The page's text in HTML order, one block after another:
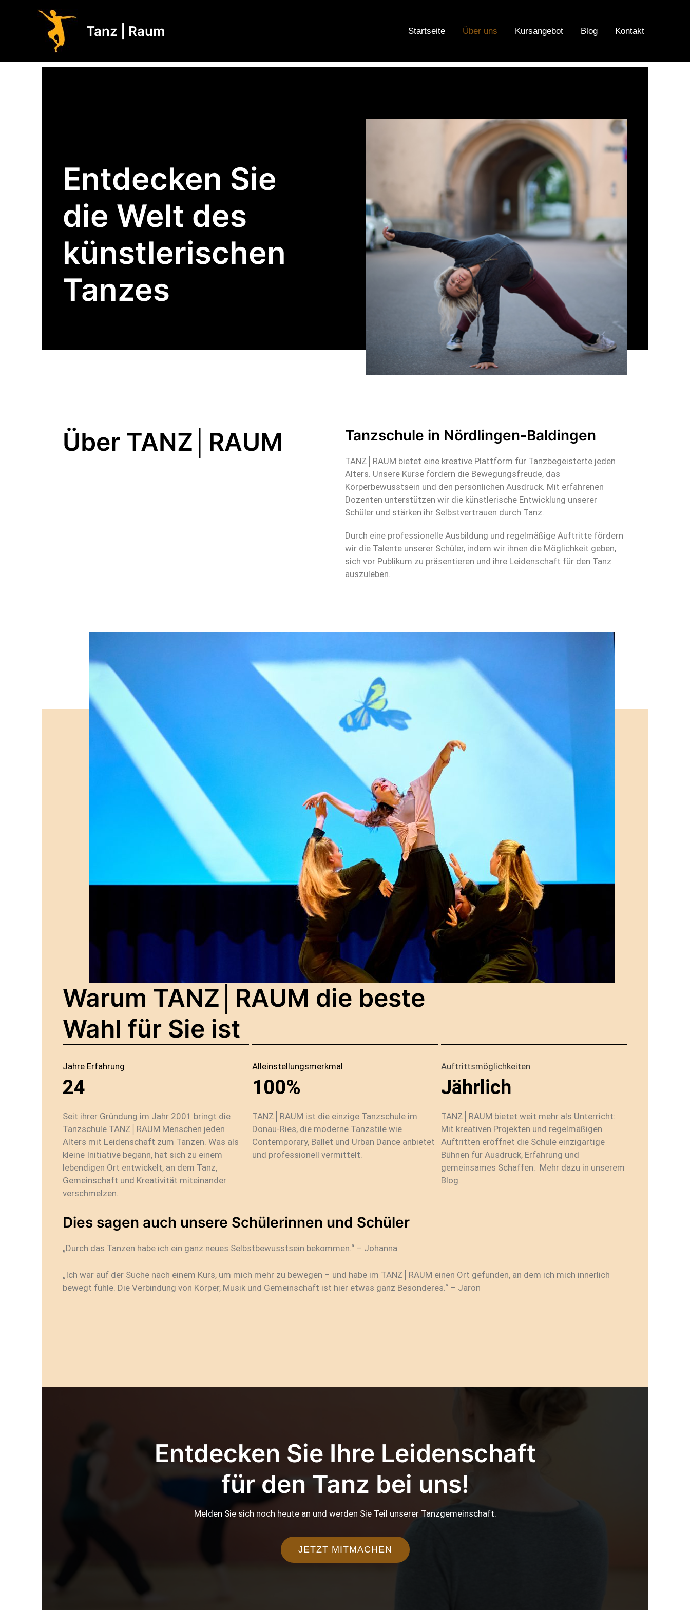
Tanz | Raum Startseite Über uns Kursangebot Blog Kontakt
Entdecken Sie
die Welt des
künstlerischen
Tanzes
Über TANZ│RAUM Tanzschule in Nördlingen-Baldingen
TANZ│RAUM bietet eine kreative Plattform für Tanzbegeisterte jeden
Alters. Unsere Kurse fördern die Bewegungsfreude, das
Körperbewusstsein und den persönlichen Ausdruck. Mit erfahrenen
Dozenten unterstützen wir die künstlerische Entwicklung unserer
Schüler und stärken ihr Selbstvertrauen durch Tanz.
Durch eine professionelle Ausbildung und regelmäßige Auftritte fördern
wir die Talente unserer Schüler, indem wir ihnen die Möglichkeit geben,
sich vor Publikum zu präsentieren und ihre Leidenschaft für den Tanz
auszuleben.
Warum TANZ│RAUM die beste
Wahl für Sie ist
Jahre Erfahrung
24
Seit ihrer Gründung im Jahr 2001 bringt die
Tanzschule TANZ│RAUM Menschen jeden
Alters mit Leidenschaft zum Tanzen. Was als
kleine Initiative begann, hat sich zu einem
lebendigen Ort entwickelt, an dem Tanz,
Gemeinschaft und Kreativität miteinander
verschmelzen.
Alleinstellungsmerkmal
100%
TANZ│RAUM ist die einzige Tanzschule im
Donau-Ries, die moderne Tanzstile wie
Contemporary, Ballet und Urban Dance anbietet
und professionell vermittelt.
Auftrittsmöglichkeiten
Jährlich
TANZ│RAUM bietet weit mehr als Unterricht:
Mit kreativen Projekten und regelmäßigen
Auftritten eröffnet die Schule einzigartige
Bühnen für Ausdruck, Erfahrung und
gemeinsames Schaffen. Mehr dazu in unserem
Blog.
Dies sagen auch unsere Schülerinnen und Schüler
„Durch das Tanzen habe ich ein ganz neues Selbstbewusstsein bekommen.“ – Johanna
„Ich war auf der Suche nach einem Kurs, um mich mehr zu bewegen – und habe im TANZ│RAUM einen Ort gefunden, an dem ich mich innerlich
bewegt fühle. Die Verbindung von Körper, Musik und Gemeinschaft ist hier etwas ganz Besonderes.“ – Jaron
Entdecken Sie Ihre Leidenschaft
für den Tanz bei uns!
Melden Sie sich noch heute an und werden Sie Teil unserer Tanzgemeinschaft.
JETZT MITMACHEN